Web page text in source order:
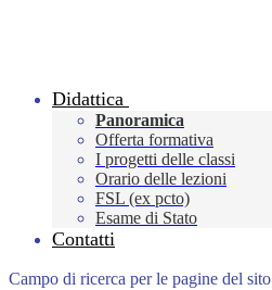
Didattica
Panoramica
Offerta formativa
I progetti delle classi
Orario delle lezioni
FSL (ex pcto)
Esame di Stato
Contatti
Campo di ricerca per le pagine del sito